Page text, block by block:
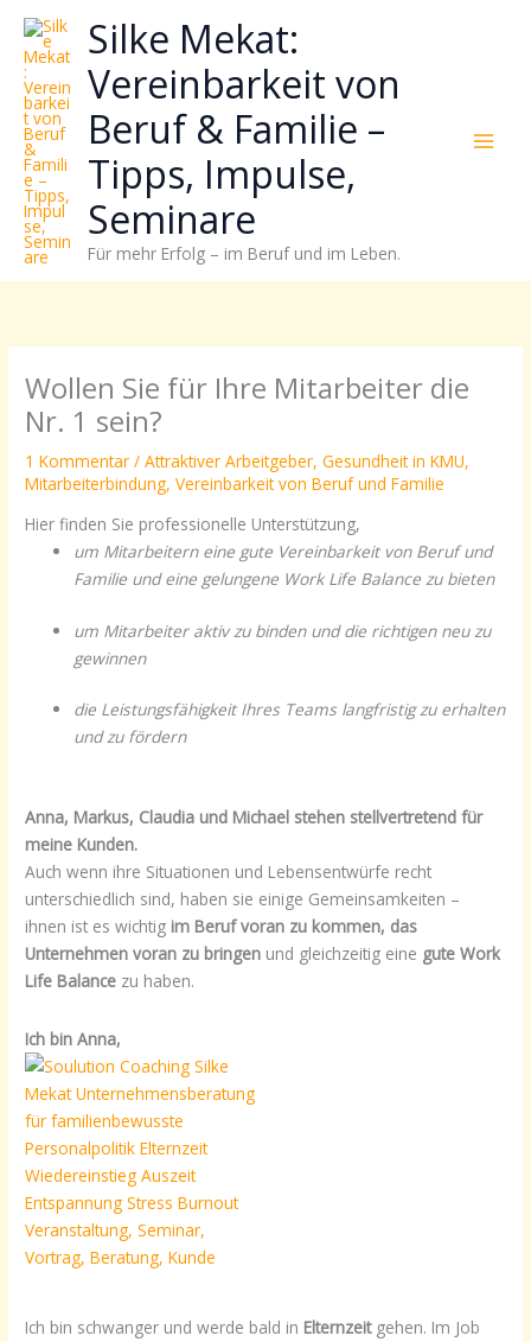
Zum
Inhalt
springen
Silke Mekat:
Vereinbarkeit von
Beruf & Familie –
Tipps, Impulse,
Seminare
Für mehr Erfolg – im Beruf und im Leben.
Wollen Sie für Ihre Mitarbeiter die
Nr. 1 sein?
1 Kommentar /Attraktiver Arbeitgeber,Gesundheit in KMU,
Mitarbeiterbindung,Vereinbarkeit von Beruf und Familie
Hier finden Sie professionelle Unterstützung,
um Mitarbeitern eine gute Vereinbarkeit von Beruf und
Familie und eine gelungene Work Life Balance zu bieten
um Mitarbeiter aktiv zu binden und die richtigen neu zu
gewinnen
die Leistungsfähigkeit Ihres Teams langfristig zu erhalten
und zu fördern
Anna, Markus, Claudia und Michael stehen stellvertretend für
meine Kunden.
Auch wenn ihre Situationen und Lebensentwürfe recht
unterschiedlich sind, haben sie einige Gemeinsamkeiten –
ihnen ist es wichtig im Beruf voran zu kommen, das
Unternehmen voran zu bringen und gleichzeitig eine gute Work
Life Balance zu haben.
Ich bin Anna,
Ich bin schwanger und werde bald in Elternzeitgehen. Im Job
wie
sich
Stress
reduzieren
Energie
gezielter
einsetzen
lässt?
Einfach